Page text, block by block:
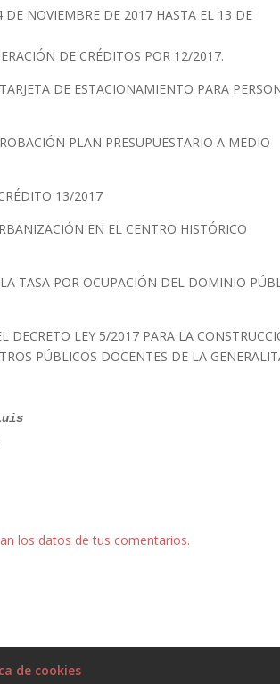
NOVIEMBRE DE 2017 HASTA EL 13 DE
DE CRÉDITOS POR 12/2017.
DE ESTACIONAMIENTO PARA
PLAN PRESUPUESTARIO A MEDIO
13/2017
EN EL CENTRO HISTÓRICO
TASA POR OCUPACIÓN DEL DOMINIO
DECRETO LEY 5/2017 PARA LA
PÚBLICOS DOCENTES DE LA
los datos de tus comentarios.
de cookies